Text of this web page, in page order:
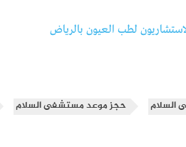
لطب العيون بالرياض
السلام حجز موعد مستشفى السلام